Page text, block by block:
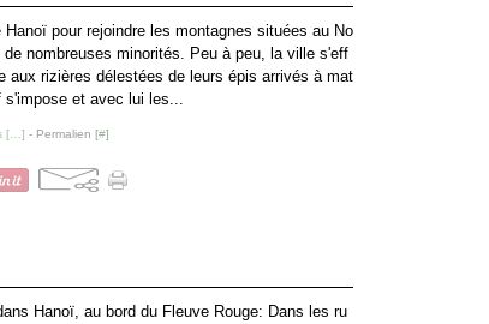
Hanoï pour rejoindre les montagnes situées au No
nombreuses minorités. Peu à peu, la ville s'eff
aux rizières délestées de leurs épis arrivés à mat
s'impose et avec lui les...
[ ] - Permalien [#]
Hanoï, au bord du Fleuve Rouge: Dans les ru